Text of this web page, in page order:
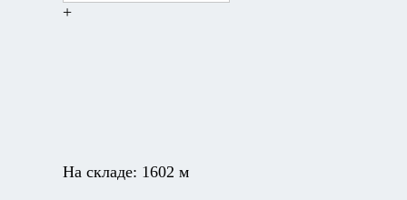
+
На складе: 1602 м